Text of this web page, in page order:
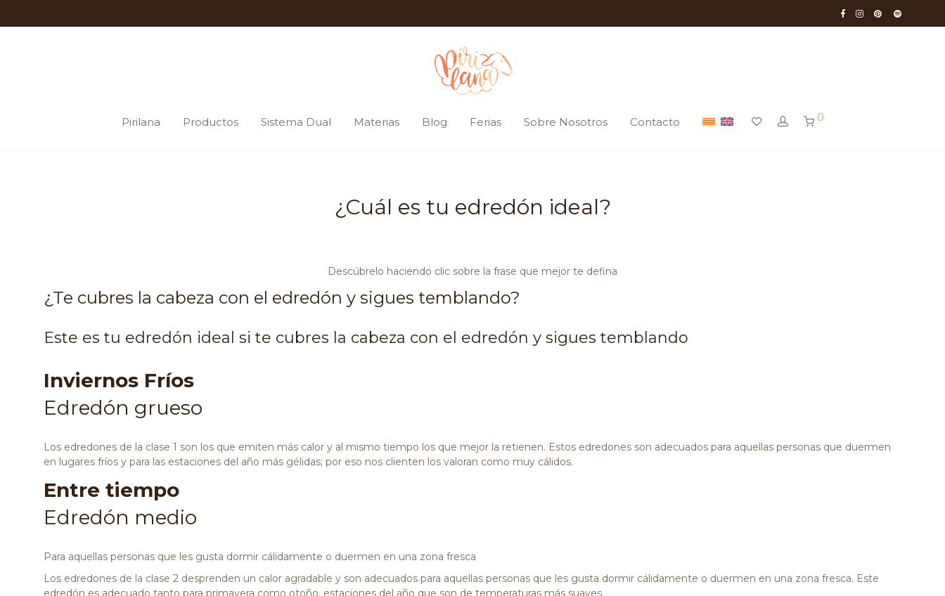
Pirilana Productos Sistema Dual Materias Blog Ferias Sobre Nosotros Contacto 0
¿Cuál es tu edredón ideal?
Descúbrelo haciendo clic sobre la frase que mejor te defina
¿Te cubres la cabeza con el edredón y sigues temblando?
Este es tu edredón ideal si te cubres la cabeza con el edredón y sigues temblando
Inviernos Fríos
Edredón grueso
Los edredones de la clase 1 son los que emiten más calor y al mismo tiempo los que mejor la retienen. Estos edredones son adecuados para aquellas personas que duermen
en lugares fríos y para las estaciones del año más gélidas; por eso nos clienten los valoran como muy cálidos.
Entre tiempo
Edredón medio
Para aquellas personas que les gusta dormir cálidamente o duermen en una zona fresca
Los edredones de la clase 2 desprenden un calor agradable y son adecuados para aquellas personas que les gusta dormir cálidamente o duermen en una zona fresca. Este
edredón es adecuado tanto para primavera como otoño, estaciones del año que son de temperaturas más suaves.